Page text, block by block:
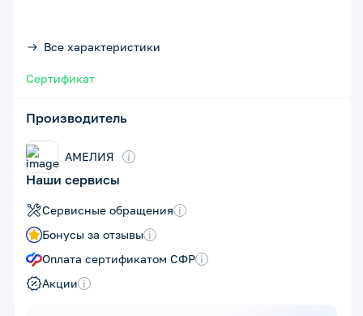
Все характеристики
Сертификат
Производитель
АМЕЛИЯ i
Наши сервисы
Сервисные обращения i
Бонусы за отзывы i
Оплата сертификатом СФР i
Акции i